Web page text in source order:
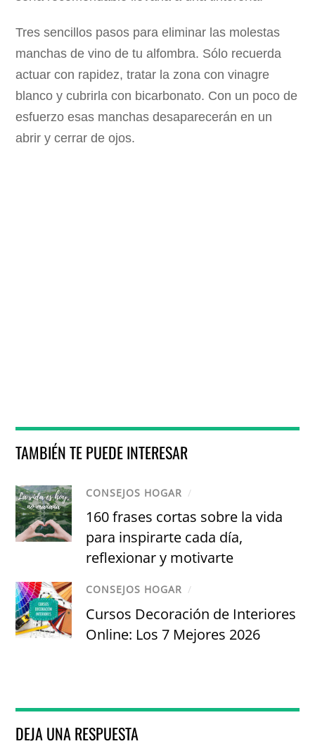
Tres sencillos pasos para eliminar las molestas
manchas de vino de tu alfombra. Sólo recuerda
actuar con rapidez, tratar la zona con vinagre
blanco y cubrirla con bicarbonato. Con un poco de
esfuerzo esas manchas desaparecerán en un
abrir y cerrar de ojos.
TAMBIÉN TE PUEDE INTERESAR
CONSEJOS HOGAR /
160 frases cortas sobre la vida
para inspirarte cada día,
reflexionar y motivarte
CONSEJOS HOGAR /
Cursos Decoración de Interiores
Online: Los 7 Mejores 2026
DEJA UNA RESPUESTA